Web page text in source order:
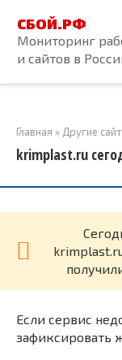
контенту
СБОЙ.РФ
Мониторинг
и сайтов в
Главная » Другие
krimplast.ru
Если сервис
зафиксировать